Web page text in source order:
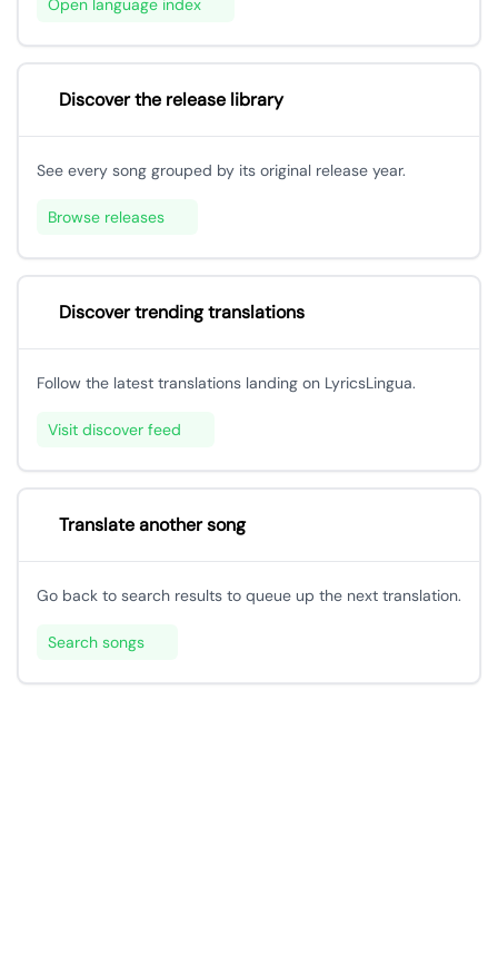
Open language index
Discover the release library
See every song grouped by its original release year.
Browse releases
Discover trending translations
Follow the latest translations landing on LyricsLingua.
Visit discover feed
Translate another song
Go back to search results to queue up the next translation.
Search songs